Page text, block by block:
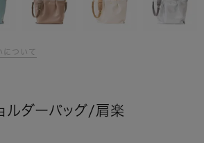
について
ルダーバッグ/肩楽